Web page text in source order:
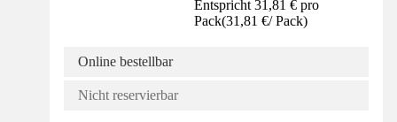
Entspricht 31,81 € pro
Pack(31,81 €/ Pack)
Online bestellbar
Nicht reservierbar